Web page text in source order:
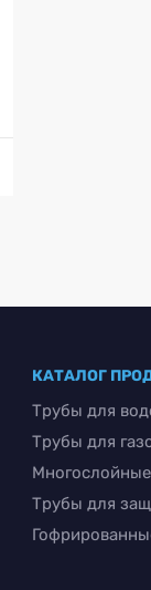
КАТАЛОГ
Трубы для
Трубы для
Трубы для